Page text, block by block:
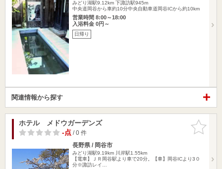
みどり湖駅9.12km 下諏訪駅945m
中央道岡谷から車約10分中央自動車道岡谷ICから約10km
営業時間 8:00～18:00
入浴料金 0円～
日帰り
関連情報から探す
お気に入
りに追加
ホテル メドウガーデンズ
-点/ 0 件
長野県 / 岡谷市
みどり湖駅9.19km
川岸駅1.55km
【電車】ＪＲ岡谷駅より車で20分。【車】岡谷ICより3０
分※諏訪レイ…